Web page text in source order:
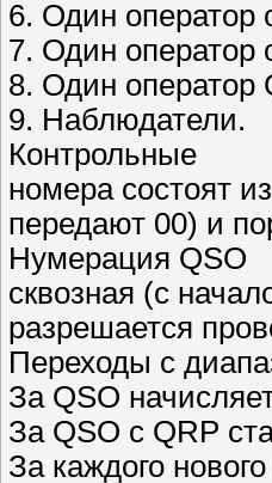
6. Один оператор
7. Один оператор
8. Один оператор
9. Наблюдатели.
Контрольные
номера состоят
передают 00) и
Нумерация QSO
сквозная (с
разрешается
Переходы с
За QSO
За QSO с QRP
За каждого